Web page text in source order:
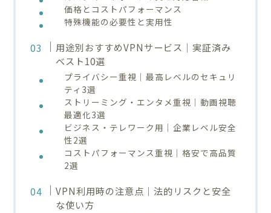
価格とコストパフォーマンス
特殊機能の必要性と実用性
用途別おすすめVPNサービス｜実証済み
ベスト10選
プライバシー重視｜最高レベルのセキュリ
ティ3選
ストリーミング・エンタメ重視｜動画視聴
最適化3選
ビジネス・テレワーク用｜企業レベル安全
性2選
コストパフォーマンス重視｜格安で高品質
2選
VPN利用時の注意点｜法的リスクと安全
な使い方